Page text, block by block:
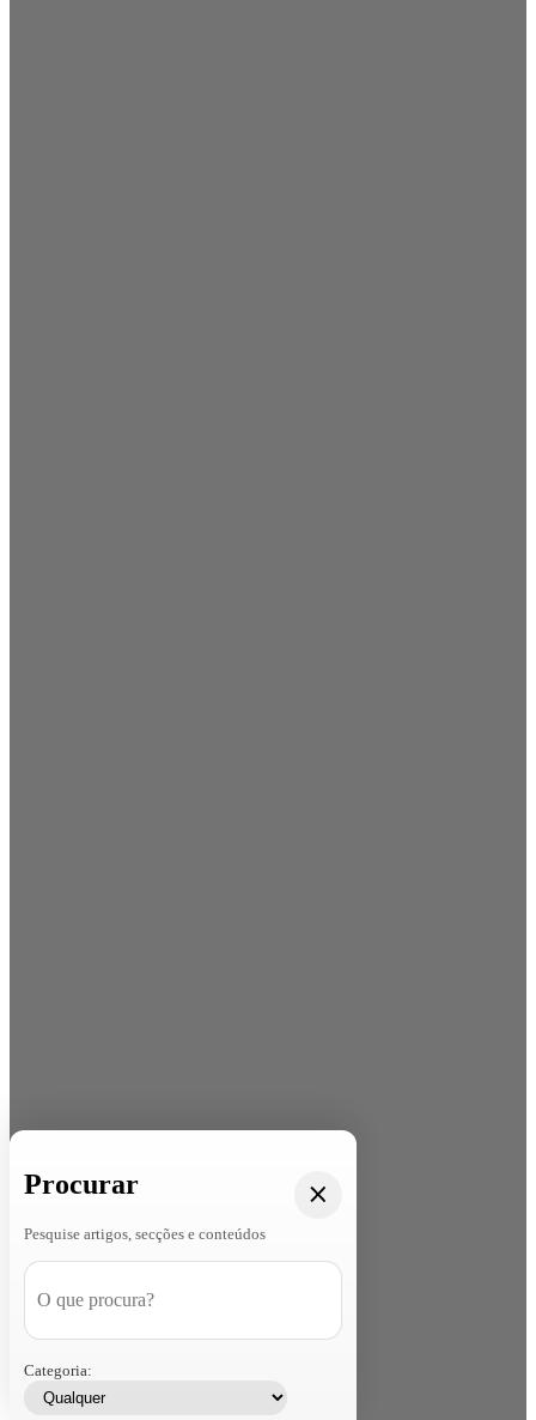
Procurar
Pesquise artigos, secções e conteúdos
Categoria: